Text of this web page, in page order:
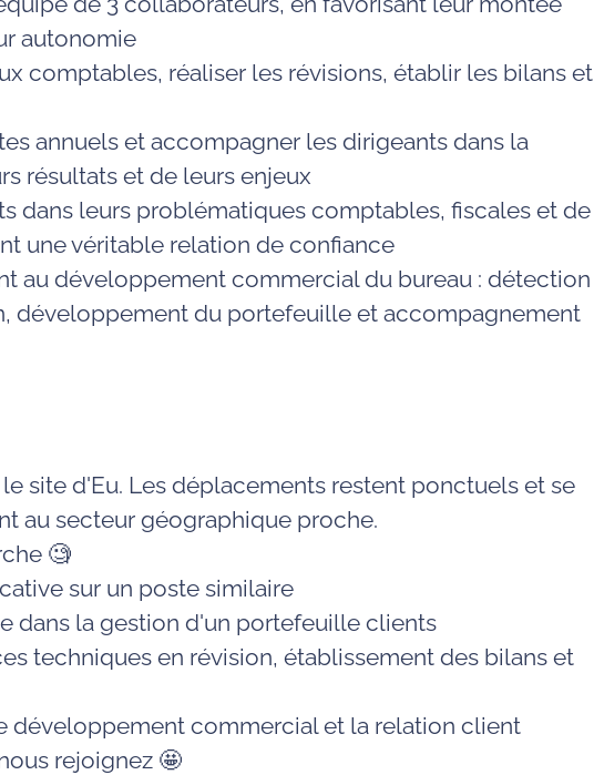
autonomie
comptables, réaliser les révisions, établir les bilans et
annuels et accompagner les dirigeants dans la
résultats et de leurs enjeux
dans leurs problématiques comptables, fiscales et de
une véritable relation de confiance
au développement commercial du bureau : détection
développement du portefeuille et accompagnement
le site d'Eu. Les déplacements restent ponctuels et se
au secteur géographique proche.
🧐
sur un poste similaire
dans la gestion d'un portefeuille clients
techniques en révision, établissement des bilans et
développement commercial et la relation client
rejoignez 🤩